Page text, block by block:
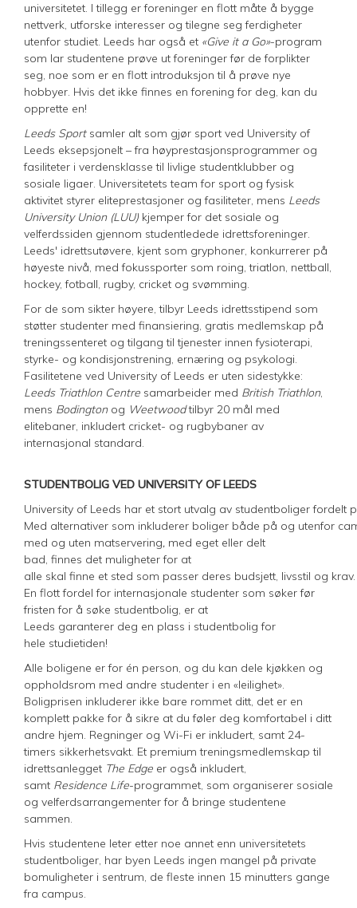
universitetet. I tillegg er foreninger en flott måte å bygge
nettverk, utforske interesser og tilegne seg ferdigheter
utenfor studiet. Leeds har også et «Give it a Go»-program
som lar studentene prøve ut foreninger før de forplikter
seg, noe som er en flott introduksjon til å prøve nye
hobbyer. Hvis det ikke finnes en forening for deg, kan du
opprette en!
Leeds Sportsamler alt som gjør sport ved University of
Leeds eksepsjonelt – fra høyprestasjonsprogrammer og
fasiliteter i verdensklasse til livlige studentklubber og
sosiale ligaer. Universitetets team for sport og fysisk
aktivitet styrer eliteprestasjoner og fasiliteter, mens Leeds
University Union (LUU) kjemper for det sosiale og
velferdssiden gjennom studentledede idrettsforeninger.
Leeds' idrettsutøvere, kjent som gryphoner, konkurrerer på
høyeste nivå, med fokussporter som roing, triatlon, nettball,
hockey, fotball, rugby, cricket og svømming.
For de som sikter høyere, tilbyr Leeds idrettsstipend som
støtter studenter med finansiering, gratis medlemskap på
treningssenteret og tilgang til tjenester innen fysioterapi,
styrke- og kondisjonstrening, ernæring og psykologi.
Fasilitetene ved University of Leeds er uten sidestykke:
Leeds Triathlon Centre samarbeider med British Triathlon,
mens Bodington og Weetwoodtilbyr 20 mål med
elitebaner, inkludert cricket- og rugbybaner av
internasjonal standard.
STUDENTBOLIG VED UNIVERSITY OF LEEDS
University of Leeds har et stort utvalg av studentboliger fordelt
Med alternativer som inkluderer boliger både på og utenfor
med og uten matservering, med eget eller delt
bad, finnes det muligheter for at
alle skal finne et sted som passer deres budsjett, livsstil og krav.
En flott fordel for internasjonale studenter som søker før
fristen for å søke studentbolig, er at
Leeds garanterer deg en plass i studentbolig for
hele studietiden!
Alle boligene er for én person, og du kan dele kjøkken og
oppholdsrom med andre studenter i en «leilighet».
Boligprisen inkluderer ikke bare rommet ditt, det er en
komplett pakke for å sikre at du føler deg komfortabel i ditt
andre hjem. Regninger og Wi-Fi er inkludert, samt 24-
timers sikkerhetsvakt. Et premium treningsmedlemskap til
idrettsanlegget The Edge er også inkludert,
samt Residence Life-programmet, som organiserer sosiale
og velferdsarrangementer for å bringe studentene
sammen.
Hvis studentene leter etter noe annet enn universitetets
studentboliger, har byen Leeds ingen mangel på private
bomuligheter i sentrum, de fleste innen 15 minutters gange
fra campus.